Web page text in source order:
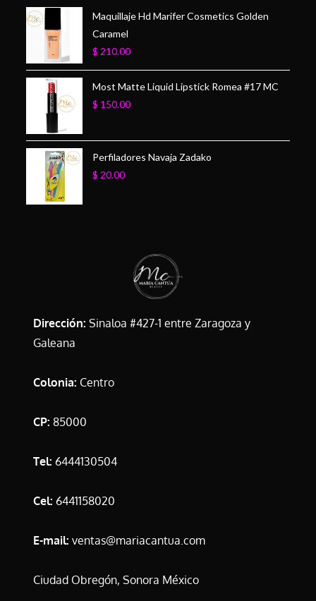
Maquillaje Hd Marifer Cosmetics Golden
Caramel
$ 210.00
Most Matte Liquid Lipstick Romea #17 MC
$ 150.00
Perfiladores Navaja Zadako
$ 20.00
Dirección: Sinaloa #427-1 entre Zaragoza y
Galeana
Colonia: Centro
CP: 85000
Tel: 6444130504
Cel: 6441158020
E-mail: ventas@mariacantua.com
Ciudad Obregón, Sonora México